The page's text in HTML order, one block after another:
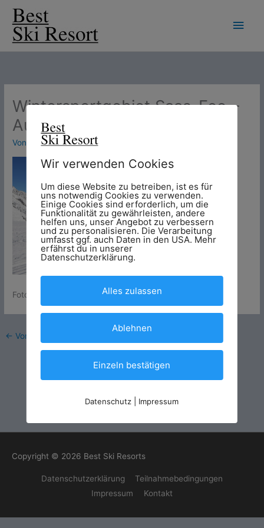
Zum
Inhalt
springen
Wintersportgebiet Saas-Fee –
Aussicht vom Gletscher
Von Chris/6. November 2014
Foto: Saas-Fee Saastal Tourismus
← Vorheriger Medien
Copyright © 2026 Best Ski Resorts
Datenschutzerklärung
Teilnahmebedingungen
Impressum
Kontakt
Wir verwenden Cookies
Um diese Website zu betreiben, ist es für
uns notwendig Cookies zu verwenden.
Einige Cookies sind erforderlich, um die
Funktionalität zu gewährleisten, andere
helfen uns, unser Angebot zu verbessern
und zu personalisieren. Die Verarbeitung
umfasst ggf. auch Daten in den USA. Mehr
erfährst du in unserer
Datenschutzerklärung.
Alles zulassen
Ablehnen
Einzeln bestätigen
Datenschutz Impressum